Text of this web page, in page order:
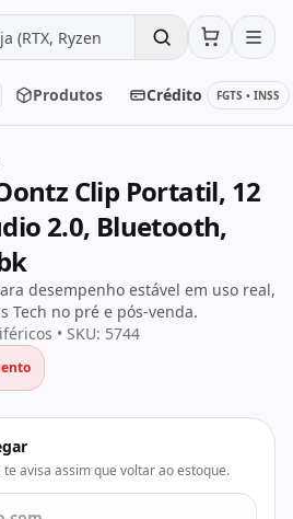
Processador
Periféricos
Seleções
Produtos Crédito FGTS • INSS
Clip Portatil, 12
2.0, Bluetooth,
desempenho estável em uso real,
Tech no pré e pós-venda.
• SKU: 5744
avisa assim que voltar ao estoque.